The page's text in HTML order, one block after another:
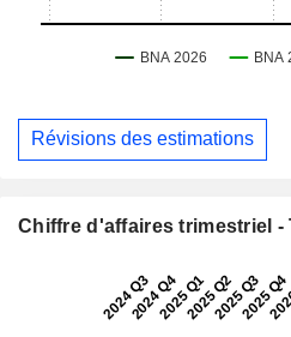
Révisions des estimations
Chiffre d'affaires trimestriel -